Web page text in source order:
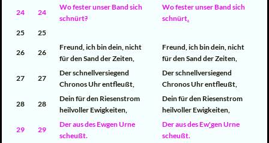
24 24
Wo fester unser Band sich
schnürt?
Wo fester unser Band sich
schnürt.
25
25
26 26
Freund, ich bin dein, nicht
für den Sand der Zeiten,
Freund, ich bin dein, nicht
für den Sand der Zeiten,
27 27
Der schnellversiegend
Chronos Uhr entfleußt,
Der schnellversiegend
Chronos Uhr entfleußt,
28 28
Dein für den Riesenstrom
heilvoller Ewigkeiten,
Dein für den Riesenstrom
heilvoller Ewigkeiten,
29 29
Der aus des Ewgen Urne
scheußt.
Der aus des Ew'gen Urne
scheußt.